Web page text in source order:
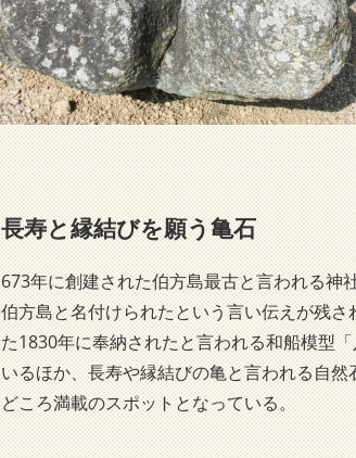
長寿と縁結びを願う亀石
673年に創建された伯方島最古と言われる神
伯方島と名付けられたという言い伝えが残
た1830年に奉納されたと言われる和船模型
いるほか、長寿や縁結びの亀と言われる自
どころ満載のスポットとなっている。